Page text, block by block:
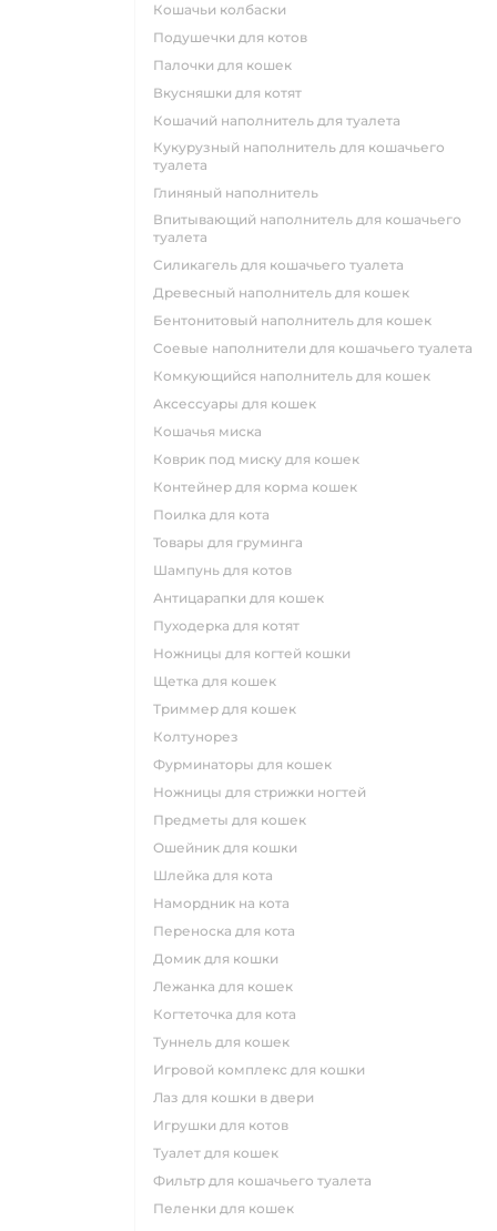
кошачьи колбаски
подушечки для котов
палочки для кошек
вкусняшки для котят
кошачий наполнитель для туалета
кукурузный наполнитель для кошачьего
туалета
глиняный наполнитель
впитывающий наполнитель для кошачьего
туалета
силикагель для кошачьего туалета
древесный наполнитель для кошек
бентонитовый наполнитель для кошек
соевые наполнители для кошачьего туалета
комкующийся наполнитель для кошек
аксессуары для кошек
кошачья миска
коврик под миску для кошек
контейнер для корма кошек
поилка для кота
товары для груминга
шампунь для котов
антицарапки для кошек
пуходерка для котят
ножницы для когтей кошки
щетка для кошек
триммер для кошек
колтунорез
фурминаторы для кошек
ножницы для стрижки ногтей
предметы для кошек
ошейник для кошки
шлейка для кота
намордник на кота
переноска для кота
домик для кошки
лежанка для кошек
когтеточка для кота
туннель для кошек
игровой комплекс для кошки
лаз для кошки в двери
игрушки для котов
туалет для кошек
фильтр для кошачьего туалета
пеленки для кошек